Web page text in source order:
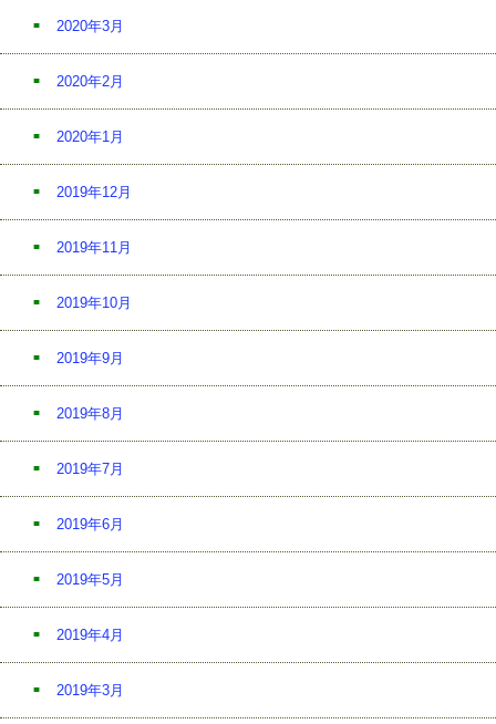
2020年3月
2020年2月
2020年1月
2019年12月
2019年11月
2019年10月
2019年9月
2019年8月
2019年7月
2019年6月
2019年5月
2019年4月
2019年3月